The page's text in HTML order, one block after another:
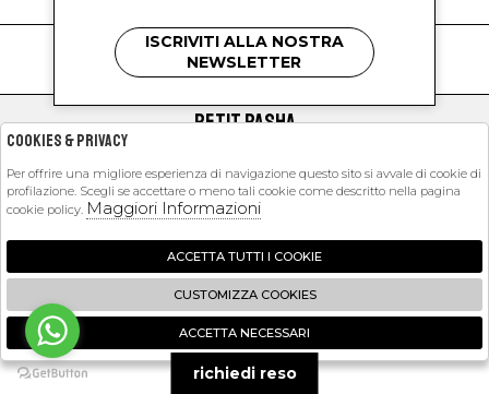
kids
PETIT PASHA
EXTRA
2026 Petit Pasha - P.iva : 09423341214 Powered by
Zucchetti
🍪
ISCRIVITI ALLA NOSTRA
NEWSLETTER
richiedi reso
Cookies & Privacy
Per offrire una migliore esperienza di navigazione questo sito si avvale di cookie di
profilazione. Scegli se accettare o meno tali cookie come descritto nella pagina
cookie policy. Maggiori Informazioni
ACCETTA TUTTI I COOKIE
CUSTOMIZZA COOKIES
ACCETTA NECESSARI